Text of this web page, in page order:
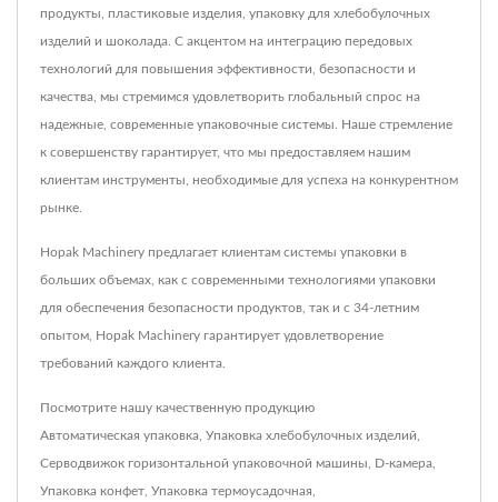
продукты, пластиковые изделия, упаковку для хлебобулочных
изделий и шоколада. С акцентом на интеграцию передовых
технологий для повышения эффективности, безопасности и
качества, мы стремимся удовлетворить глобальный спрос на
надежные, современные упаковочные системы. Наше стремление
к совершенству гарантирует, что мы предоставляем нашим
клиентам инструменты, необходимые для успеха на конкурентном
рынке.
Hopak Machinery предлагает клиентам системы упаковки в
больших объемах, как с современными технологиями упаковки
для обеспечения безопасности продуктов, так и с 34-летним
опытом, Hopak Machinery гарантирует удовлетворение
требований каждого клиента.
Посмотрите нашу качественную продукцию
Автоматическая упаковка Упаковка хлебобулочных изделий
Серводвижок горизонтальной упаковочной машины D-камера
Упаковка конфет Упаковка термоусадочная